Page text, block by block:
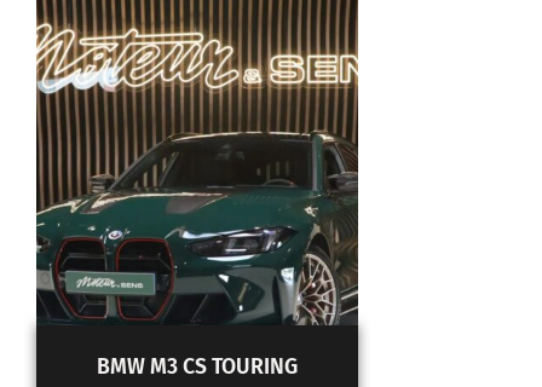
BMW M3 CS TOURING